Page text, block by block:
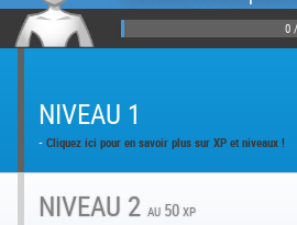
0
NIVEAU 1
- Cliquez ici pour en savoir plus sur XP et niveaux !
NIVEAU 2 au 50 xp